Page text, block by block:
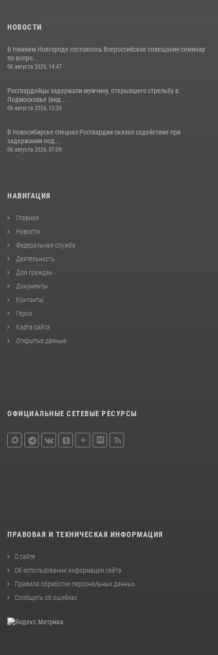
НОВОСТИ
В Нижнем Новгороде состоялось Всероссийское совещание-семинар
по вопро...
06 августа 2026, 14:47
Росгвардейцы задержали мужчину, открывшего стрельбу в
Подмосковье (вид...
06 августа 2026, 12:35
В Новосибирске спецназ Росгвардии оказал содействие при
задержании под...
06 августа 2026, 07:09
НАВИГАЦИЯ
Главная
Новости
Федеральная служба
Деятельность
Для граждан
Документы
Контакты
Герои
Карта сайта
Открытые данные
ОФИЦИАЛЬНЫЕ СЕТЕВЫЕ РЕСУРСЫ
ПРАВОВАЯ И ТЕХНИЧЕСКАЯ ИНФОРМАЦИЯ
О сайте
Об использовании информации сайта
Правила обработки персональных данных
Сообщить об ошибках